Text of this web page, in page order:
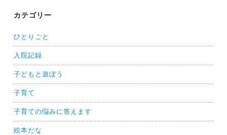
カテゴリー
ひとりごと
入院記録
子どもと遊ぼう
子育て
子育ての悩みに答えます
絵本だな